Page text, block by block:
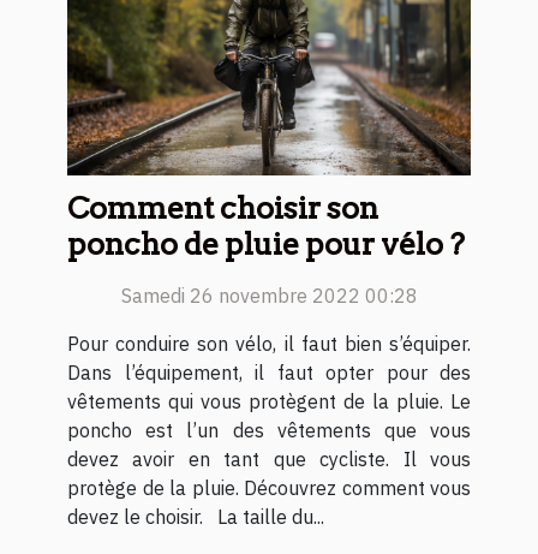
Comment choisir son
poncho de pluie pour vélo ?
Samedi 26 novembre 2022 00:28
Pour conduire son vélo, il faut bien s’équiper.
Dans l’équipement, il faut opter pour des
vêtements qui vous protègent de la pluie. Le
poncho est l’un des vêtements que vous
devez avoir en tant que cycliste. Il vous
protège de la pluie. Découvrez comment vous
devez le choisir. La taille du...